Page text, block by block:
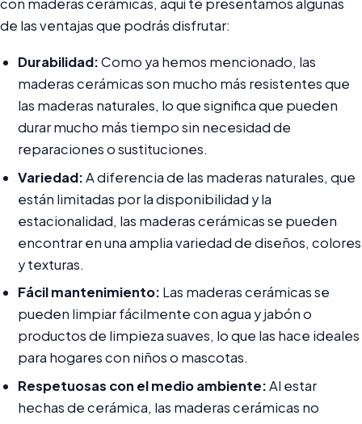
con maderas cerámicas, aquí te presentamos algunas
de las ventajas que podrás disfrutar:
Durabilidad:Como ya hemos mencionado, las
maderas cerámicas son mucho más resistentes que
las maderas naturales, lo que significa que pueden
durar mucho más tiempo sin necesidad de
reparaciones o sustituciones.
Variedad:A diferencia de las maderas naturales, que
están limitadas por la disponibilidad y la
estacionalidad, las maderas cerámicas se pueden
encontrar en una amplia variedad de diseños, colores
y texturas.
Fácil mantenimiento: Las maderas cerámicas se
pueden limpiar fácilmente con agua y jabón o
productos de limpieza suaves, lo que las hace ideales
para hogares con niños o mascotas.
Respetuosas con el medio ambiente:Al estar
hechas de cerámica, las maderas cerámicas no